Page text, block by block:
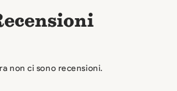
non ci sono recensioni.